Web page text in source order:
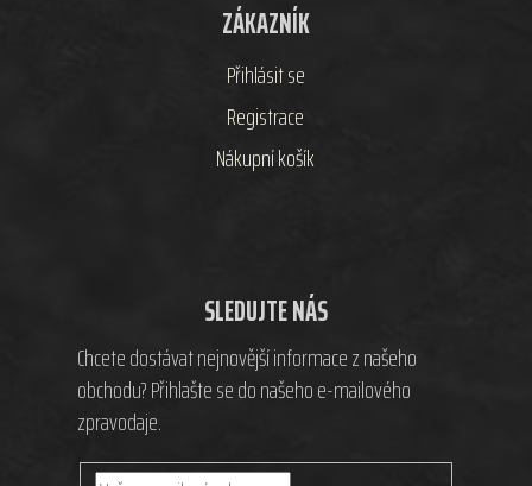
ZÁKAZNÍK
Přihlásit se
Registrace
Nákupní košík
SLEDUJTE NÁS
Chcete dostávat nejnovější informace z našeho
obchodu? Přihlašte se do našeho e-mailového
zpravodaje.